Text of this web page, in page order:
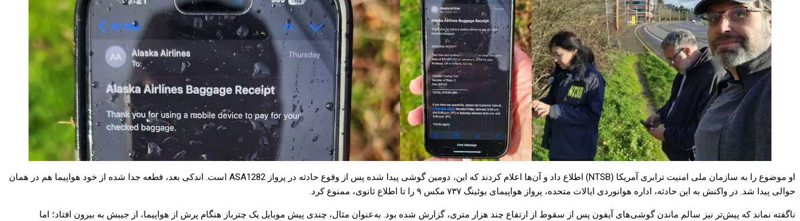
او موضوع را به سازمان ملی امنیت ترابری آمریکا (NTSB) اطلاع داد و آن‌ها اعلام کردند که این، دومین گوشی پیدا شده پس از وقوع حادثه در پرواز ASA1282 است. اندکی بعد، قطعه جدا شده از خود هواپیما هم در همان
حوالی پیدا شد. در واکنش به این حادثه، اداره هوانوردی ایالات متحده، پرواز هواپیمای بوئینگ ۷۳۷ مکس ۹ را تا اطلاع ثانوی، ممنوع کرد.
ناگفته نماند که پیش‌تر نیز سالم ماندن گوشی‌های آیفون پس از سقوط از ارتفاع چند هزار متری، گزارش شده بود. به‌عنوان مثال، چندی پیش موبایل یک چترباز هنگام پرش از هواپیما، از جیبش به بیرون افتاد؛ اما